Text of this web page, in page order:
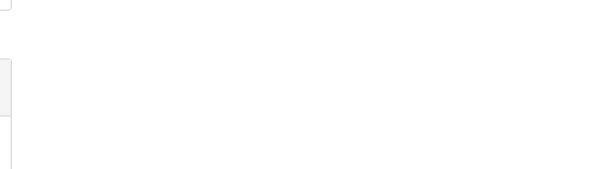
CF128 G/Ç Modülü